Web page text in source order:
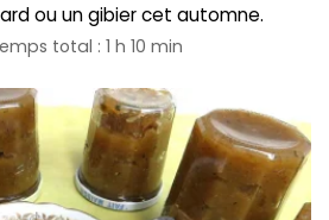
ou un gibier cet automne.
total : 1 h 10 min